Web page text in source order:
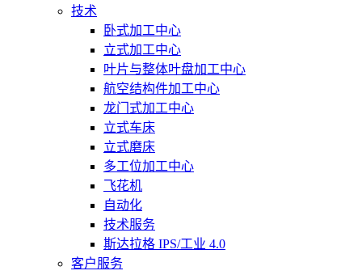
技术
卧式加工中心
立式加工中心
叶片与整体叶盘加工中心
航空结构件加工中心
龙门式加工中心
立式车床
立式磨床
多工位加工中心
飞花机
自动化
技术服务
斯达拉格 IPS/工业 4.0
客户服务